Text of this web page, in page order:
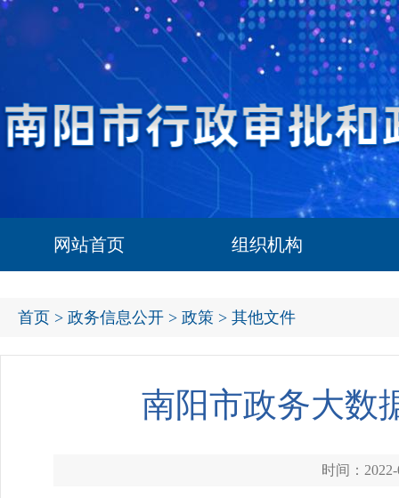
网站首页 组织机构
首页 > 政务信息公开 > 政策 > 其他文件
南阳市政务大数
时间：